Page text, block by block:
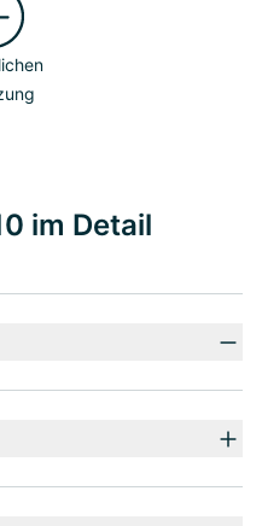
im Detail